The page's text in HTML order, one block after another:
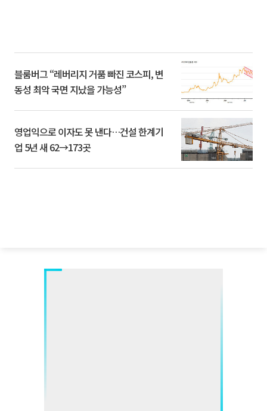
블룸버그 “레버리지 거품 빠진 코스피, 변
동성 최악 국면 지났을 가능성”
영업익으로 이자도 못 낸다…건설 한계기
업 5년 새 62→173곳